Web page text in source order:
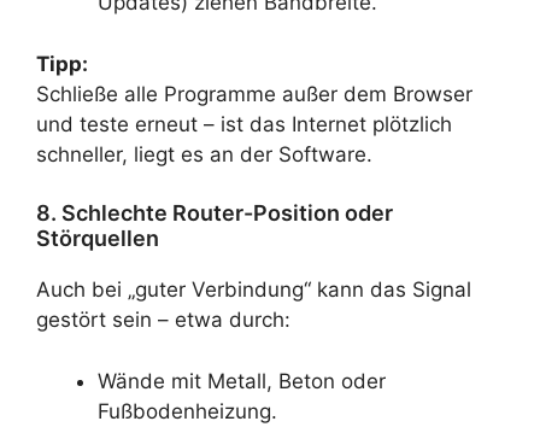
Tipp:
Schließe alle Programme außer dem Browser
und teste erneut – ist das Internet plötzlich
schneller, liegt es an der Software.
8. Schlechte Router-Position oder
Störquellen
Auch bei „guter Verbindung“ kann das Signal
gestört sein – etwa durch:
Wände mit Metall, Beton oder
Fußbodenheizung.